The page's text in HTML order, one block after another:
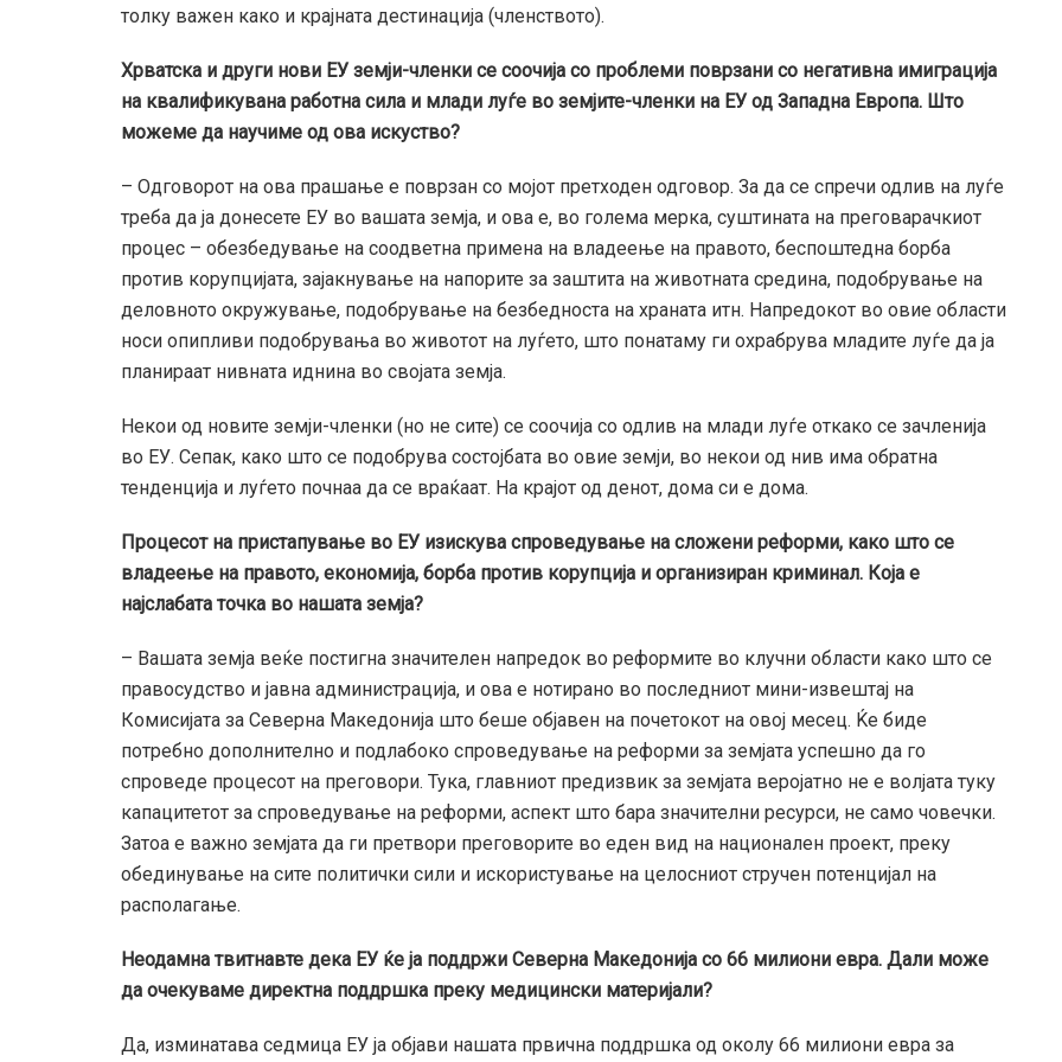
толку важен како и крајната дестинација (членството).
Хрватска и други нови ЕУ земји-членки се соочија со проблеми поврзани со негативна имиграција
на квалификувана работна сила и млади луѓе во земјите-членки на ЕУ од Западна Европа. Што
можеме да научиме од ова искуство?
– Одговорот на ова прашање е поврзан со мојот претходен одговор. За да се спречи одлив на луѓе
треба да ја донесете ЕУ во вашата земја, и ова е, во голема мерка, суштината на преговарачкиот
процес – обезбедување на соодветна примена на владеење на правото, беспоштедна борба
против корупцијата, зајакнување на напорите за заштита на животната средина, подобрување на
деловното окружување, подобрување на безбедноста на храната итн. Напредокот во овие области
носи опипливи подобрувања во животот на луѓето, што понатаму ги охрабрува младите луѓе да ја
планираат нивната иднина во својата земја.
Некои од новите земји-членки (но не сите) се соочија со одлив на млади луѓе откако се зачленија
во ЕУ. Сепак, како што се подобрува состојбата во овие земји, во некои од нив има обратна
тенденција и луѓето почнаа да се враќаат. На крајот од денот, дома си е дома.
Процесот на пристапување во ЕУ изискува спроведување на сложени реформи, како што се
владеење на правото, економија, борба против корупција и организиран криминал. Која е
најслабата точка во нашата земја?
– Вашата земја веќе постигна значителен напредок во реформите во клучни области како што се
правосудство и јавна администрација, и ова е нотирано во последниот мини-извештај на
Комисијата за Северна Македонија што беше објавен на почетокот на овој месец. Ќе биде
потребно дополнително и подлабоко спроведување на реформи за земјата успешно да го
спроведе процесот на преговори. Тука, главниот предизвик за земјата веројатно не е волјата туку
капацитетот за спроведување на реформи, аспект што бара значителни ресурси, не само човечки.
Затоа е важно земјата да ги претвори преговорите во еден вид на национален проект, преку
обединување на сите политички сили и искористување на целосниот стручен потенцијал на
располагање.
Неодамна твитнавте дека ЕУ ќе ја поддржи Северна Македонија со 66 милиони евра. Дали може
да очекуваме директна поддршка преку медицински материјали?
Да, изминатава седмица ЕУ ја објави нашата првична поддршка од околу 66 милиони евра за